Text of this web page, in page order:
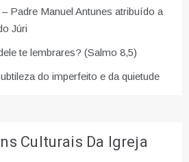
Padre Manuel Antunes atribuído a
Júri
te lembrares? (Salmo 8,5)
do imperfeito e da quietude
Culturais Da Igreja